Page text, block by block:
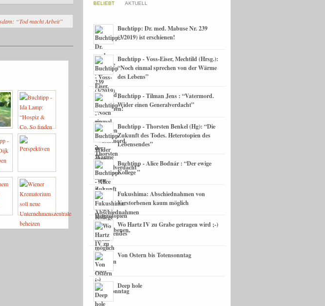
“Tod macht Arbeit”
BELIEBT AKTUELL
Buchtipp: Dr. med. Mabuse Nr. 239
(3/2019) ist erschienen!
Buchtipp - Voss-Eiser, Mechtild (Hrsg.):
“Noch einmal sprechen von der Wärme
des Lebens”
Buchtipp - Tilman Jens : “Vatermord.
Wider einen Generalverdacht”
Buchtipp - Thorsten Benkel (Hg): “Die
Zukunft des Todes. Heterotopien des
Lebensendes”
Buchtipp - Alice Bodnár : “Der ewige
Kollege ”
Fukushima: Abschiednahmen von
Verstorbenen kaum möglich
Wo Hartz IV zu Grabe getragen wird ;-)
Von Ostern bis Totensonntag
Deep hole